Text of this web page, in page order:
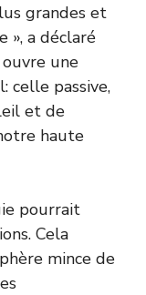
grandes et
», a déclaré
une
celle passive,
et de
haute
pourrait
Cela
mince de